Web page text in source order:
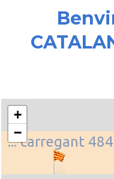
... carregant
+
−